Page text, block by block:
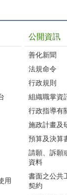
用
公開資訊
善化新聞
法規命令
行政規則
組織職掌資
行政指導有
施政計畫及
預算及決算
請願、訴願
資料
書面之公共
契約